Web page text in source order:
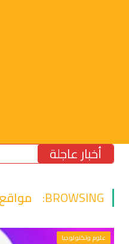
أخبار عاجلة
BROWSING:
علوم وتكنولوجيا